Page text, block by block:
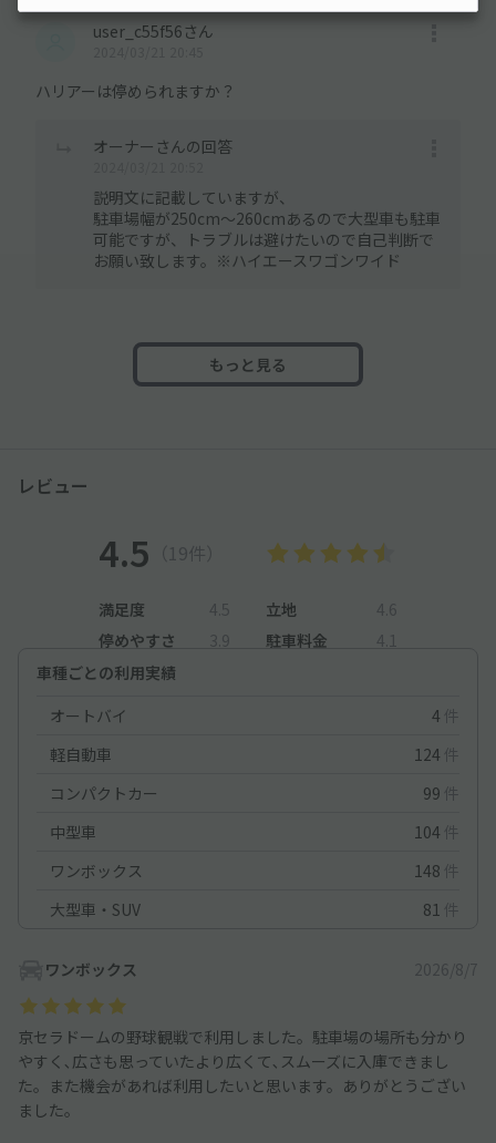
user_c55f56さん
ハリアーは停められますか？
オーナーさんの回答
説明文に記載していますが、
駐車場幅が250cm〜260cmあるので大型車も駐車
可能ですが、トラブルは避けたいので自己判断で
お願い致します。※ハイエースワゴンワイド
もっと見る
レビュー
4.5 （19件）
満足度 4.5 立地
4.6
停めやすさ
3.9 駐車料金
4.1
車種ごとの利用実績
オートバイ
4 件
軽自動車
124 件
コンパクトカー
99 件
中型車
104 件
ワンボックス
148 件
大型車・SUV
81 件
ワンボックス 2026/8/7
京セラドームの野球観戦で利用しました。駐車場の場所も分かり
やすく､広さも思っていたより広くて､スムーズに入庫できまし
た。また機会があれば利用したいと思います。ありがとうござい
ました。